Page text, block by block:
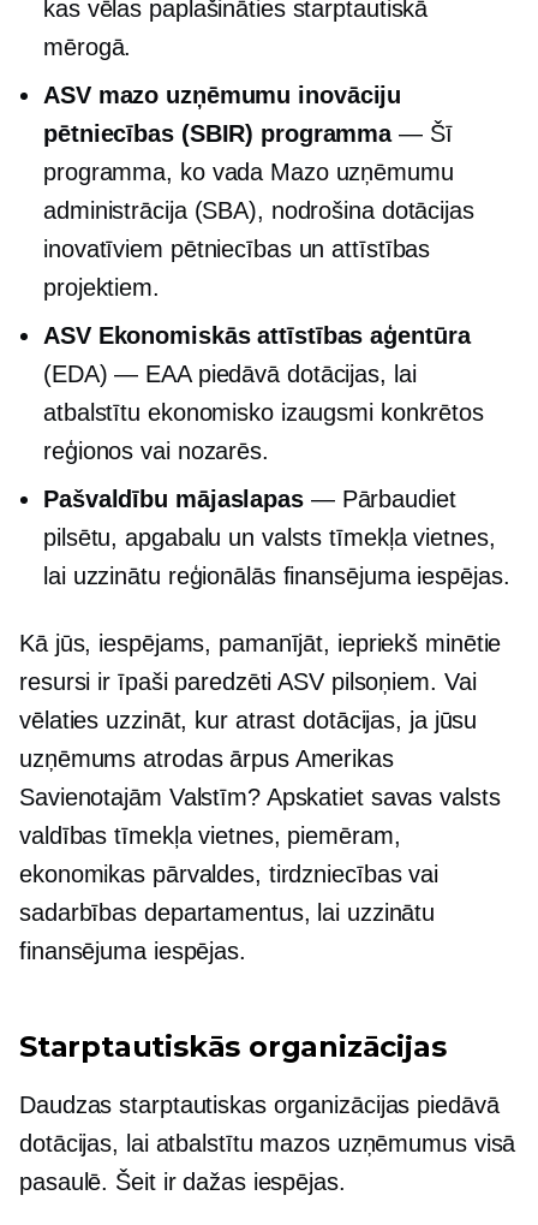
kas vēlas paplašināties starptautiskā
mērogā.
ASV mazo uzņēmumu inovāciju
pētniecības (SBIR) programma— Šī
programma, ko vada Mazo uzņēmumu
administrācija (SBA), nodrošina dotācijas
inovatīviem pētniecības un attīstības
projektiem.
ASV Ekonomiskās attīstības aģentūra
(EDA) — EAA piedāvā dotācijas, lai
atbalstītu ekonomisko izaugsmi konkrētos
reģionos vai nozarēs.
Pašvaldību mājaslapas— Pārbaudiet
pilsētu, apgabalu un valsts tīmekļa vietnes,
lai uzzinātu reģionālās finansējuma iespējas.
Kā jūs, iespējams, pamanījāt, iepriekš minētie
resursi ir īpaši paredzēti ASV pilsoņiem. Vai
vēlaties uzzināt, kur atrast dotācijas, ja jūsu
uzņēmums atrodas ārpus Amerikas
Savienotajām Valstīm? Apskatiet savas valsts
valdības tīmekļa vietnes, piemēram,
ekonomikas pārvaldes, tirdzniecības vai
sadarbības departamentus, lai uzzinātu
finansējuma iespējas.
Starptautiskās organizācijas
Daudzas starptautiskas organizācijas piedāvā
dotācijas, lai atbalstītu mazos uzņēmumus visā
pasaulē. Šeit ir dažas iespējas.